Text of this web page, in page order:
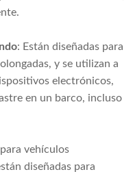
: Están diseñadas para
y se utilizan a
electrónicos,
en un barco, incluso
vehículos
diseñadas para